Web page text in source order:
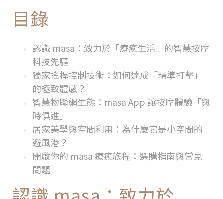
目錄
認識 masa：致力於「療癒生活」的智慧按摩
科技先驅
獨家搖桿控制技術：如何達成「精準打擊」
的極致體感？
智慧物聯網生態：masa App 讓按摩體驗「與
時俱進」
居家美學與空間利用：為什麼它是小空間的
避風港？
開啟你的 masa 療癒旅程：選購指南與常見
問題